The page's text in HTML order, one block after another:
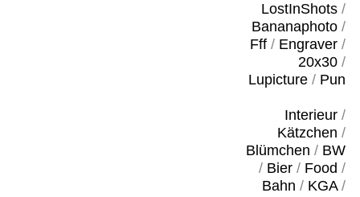
LostInShots/
Bananaphoto/
Fff/ Engraver/
20x30/
Lupicture/ Pun
Interieur/
Kätzchen /
Blümchen / BW
/ Bier/ Food /
Bahn / KGA/